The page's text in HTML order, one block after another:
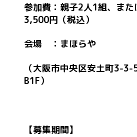
参加費：親子2人1組、また
3,500円（税込）
会場 ：まほらや
（大阪市中央区安土町3-
B1F）
【募集期間】